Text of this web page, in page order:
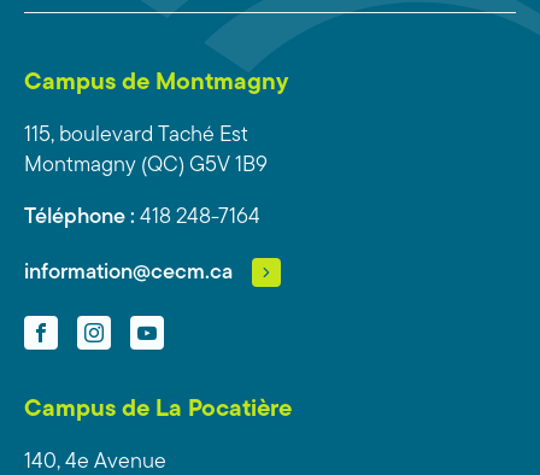
Campus de Montmagny
115, boulevard Taché Est
Montmagny (QC) G5V 1B9
Téléphone : 418 248-7164
information@cecm.ca
FacebookInstagramYouTube
Campus de La Pocatière
140, 4e Avenue